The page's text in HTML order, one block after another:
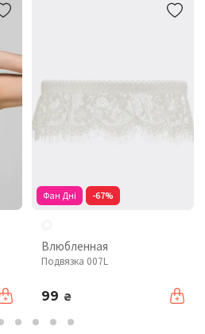
Фан Дні -67%
Влюбленная
Подвязка 007L
99 ₴